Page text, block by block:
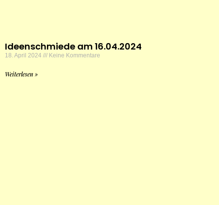
Ideenschmiede am 16.04.2024
18. April 2024 Keine Kommentare
Weiterlesen »